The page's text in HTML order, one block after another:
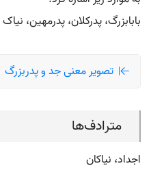
بابابزرگ، پدرکلان، پدرمهین، نیاک
تصویر معنی جد و پدربزرگ
مترادف‌ها
اجداد، نیاکان